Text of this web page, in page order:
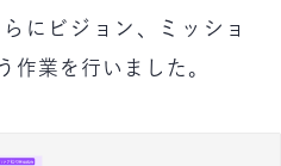
にビジョン、ミッショ
作業を行いました。